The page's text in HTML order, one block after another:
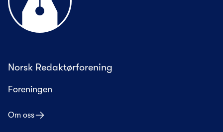
Norsk Redaktørforening
Foreningen
Om oss